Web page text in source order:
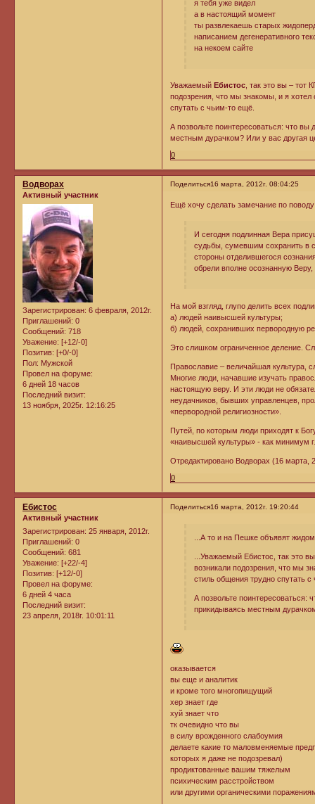
я тебя уже видел
а в настоящий момент
ты развлекаешь старых
написанием дегенеративного
на некоем сайте
Уважаемый Ебистос, так это вы – тот
подозрения, что мы знакомы, и я
спутать с чьим-то ещё.
А позвольте поинтересоваться: что
местным дурачком? Или у вас другая
0
Поделиться16 марта, 2012г. 08:04:25
Водворах
Активный участник
Зарегистрирован: 6 февраля, 2012г.
Приглашений: 0
Сообщений: 718
Уважение: [+12/-0]
Позитив: [+0/-0]
Пол: Мужской
Провел на форуме:
6 дней 18 часов
Последний визит:
13 ноября, 2025г. 12:16:25
Ещё хочу сделать замечание по
И сегодня подлинная Вера
судьбы, сумевшим сохранить в
стороны отделившегося
обрели вполне осознанную
На мой взгляд, глупо делить всех
а) людей наивысшей культуры;
б) людей, сохранивших первородную
Это слишком ограниченное деление.
Православие – величайшая культура,
Многие люди, начавшие изучать
настоящую веру. И эти люди не
неудачников, бывших управленцев,
«первородной религиозности».
Путей, по которым люди приходят к
«наивысшей культуры» - как минимум
Отредактировано Водворах (16 марта,
0
Поделиться16 марта, 2012г. 19:20:44
Ебистос
Активный участник
Зарегистрирован: 25 января, 2012г.
Приглашений: 0
Сообщений: 681
Уважение: [+22/-4]
Позитив: [+12/-0]
Провел на форуме:
6 дней 4 часа
Последний визит:
23 апреля, 2018г. 10:01:11
...А то и на Пешке объявят
...Уважаемый Ебистос, так это
возникали подозрения, что мы
стиль общения трудно спутать
А позвольте поинтересоваться:
прикидываясь местным
оказывается
вы еще и аналитик
и кроме того многопищущий
хер знает где
хуй знает что
тк очевидно что вы
в силу врожденного слабоумия
делаете какие то маловменяемые
которых я даже не подозревал)
продиктованные вашим тяжелым
психическим расстройством
или другими органическими